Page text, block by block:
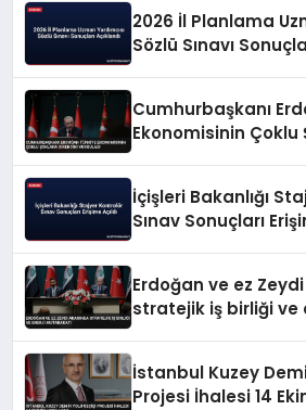
2026 İl Planlama
Sözlü Sınavı
Cumhurbaşkanı
Ekonomisinin
İçişleri Bakanlığı
Sınav Sonuçları
Erdoğan ve ez
stratejik iş birliği ve
İstanbul Kuzey
Projesi İhalesi 14